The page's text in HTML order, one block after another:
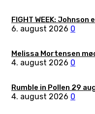
FIGHT WEEK:
6. august 2026 0
Melissa Mortensen
4. august 2026 0
Rumble in Pollen 29
4. august 2026 0